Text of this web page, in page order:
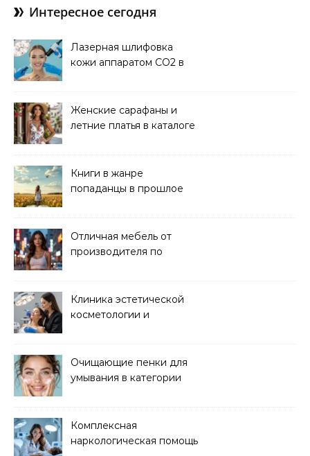
Интересное сегодня
Лазерная шлифовка
кожи аппаратом CO2 в
Женские сарафаны и
летние платья в каталоге
Книги в жанре
попаданцы в прошлое
Отличная мебель от
производителя по
Клиника эстетической
косметологии и
Очищающие пенки для
умывания в категории
Комплексная
наркологическая помощь